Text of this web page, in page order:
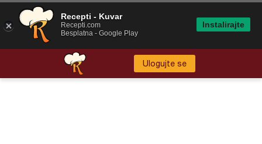
Ulogujte se
Recepti - Kuvar
Recepti.com
Besplatna - Google Play
Instalirajte